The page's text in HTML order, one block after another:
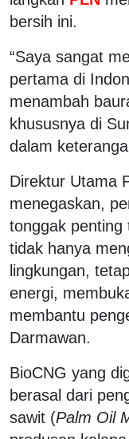
bersih ini.
“Saya sangat
pertama di
menambah
khususnya di
dalam
Direktur Utama
menegaskan,
tonggak penting
tidak hanya
lingkungan,
energi,
membantu
Darmawan.
BioCNG yang
berasal dari
sawit (Palm Oil